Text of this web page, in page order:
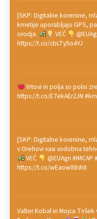
[SKP: Digitalne korenine,
kmetije uporabljajo GPS,
orodja.
VEČ
https://t.co/cbLTy5o4YJ
Vrtovi in polja so polni
https://t.co/E7ekAEr2JN
[SKP: Digitalne korenine,
v Orehovi vasi sodobna
VEČ
@EUAgri
https://t.co/wEaow88sh8
Valter Kobal in Mojca